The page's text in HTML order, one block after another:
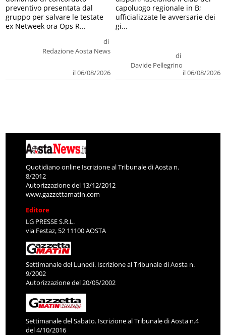
di
Redazione Aosta News
il 06/08/2026
preventivo presentata dal
gruppo per salvare le testate
ex Netweek ora Ops R...
di
Davide Pellegrino
il 06/08/2026
capoluogo regionale in B;
ufficializzate le avversarie dei
gi...
Quotidiano online Iscrizione al Tribunale di Aosta n.
8/2012
Autorizzazione del 13/12/2012
www.gazzettamatin.com
Editore
LG PRESSE S.R.L.
via Festaz, 52 11100 AOSTA
Settimanale del Lunedì. Iscrizione al Tribunale di Aosta n.
9/2002
Autorizzazione del 20/05/2002
Settimanale del Sabato. Iscrizione al Tribunale di Aosta n.4
del 4/10/2016